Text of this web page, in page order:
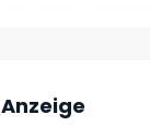
Anzeige